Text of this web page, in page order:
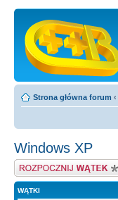
Strona główna forum ‹
Windows XP
Napisz wątek
WĄTKI